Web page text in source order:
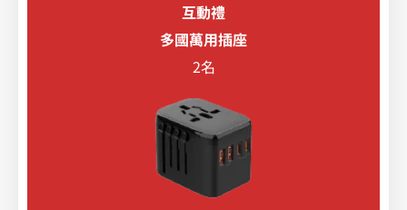
互動禮
多國萬用插座
2名